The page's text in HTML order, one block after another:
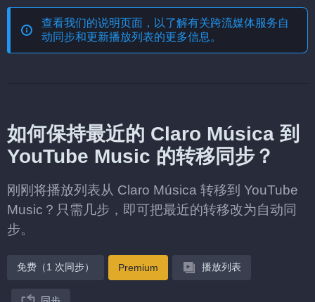
查看我们的说明页面，以了解有关跨流媒体服务自
动同步和更新播放列表的更多信息。
如何保持最近的 Claro Música 到
YouTube Music 的转移同步？
刚刚将播放列表从 Claro Música 转移到 YouTube
Music？只需几步，即可把最近的转移改为自动同
步。
免费（1 次同步） Premium 播放列表